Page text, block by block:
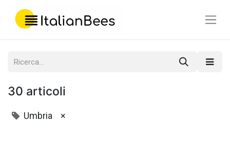
30 articoli
Umbria ×